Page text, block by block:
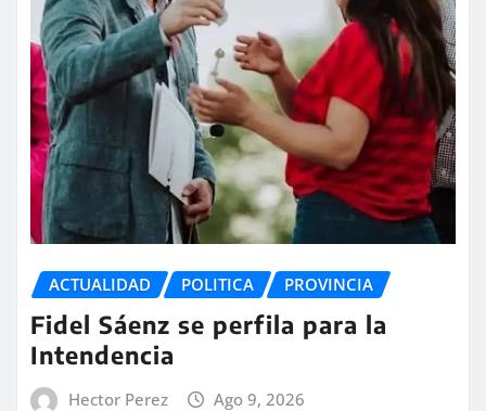
ACTUALIDAD POLITICA PROVINCIA
Fidel Sáenz se perfila para la
Intendencia
Hector Perez Ago 9, 2026